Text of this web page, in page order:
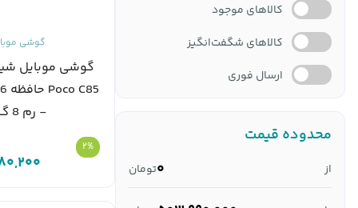
کالاهای موجود
کالاهای شگفت‌انگیز
ارسال فوری
محدوده قیمت
از 0تومان
گوشی
گوشی موبایل
- رم 8 گ...
2%